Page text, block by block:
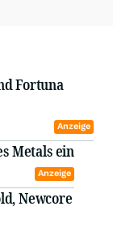
Fortuna
Anzeige
Metals ein
Anzeige
Newcore